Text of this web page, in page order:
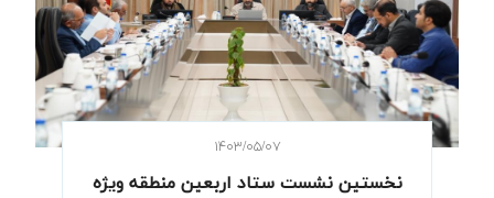
۱۴۰۳/۰۵/۰۷
نخستین نشست ستاد اربعین منطقه ویژه